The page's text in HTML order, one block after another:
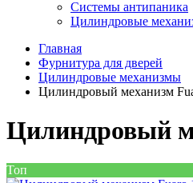
Системы антипаника
Цилиндровые
Главная
Фурнитура для дверей
Цилиндровые механизмы
Цилиндровый механизм
Цилиндровый
Топ